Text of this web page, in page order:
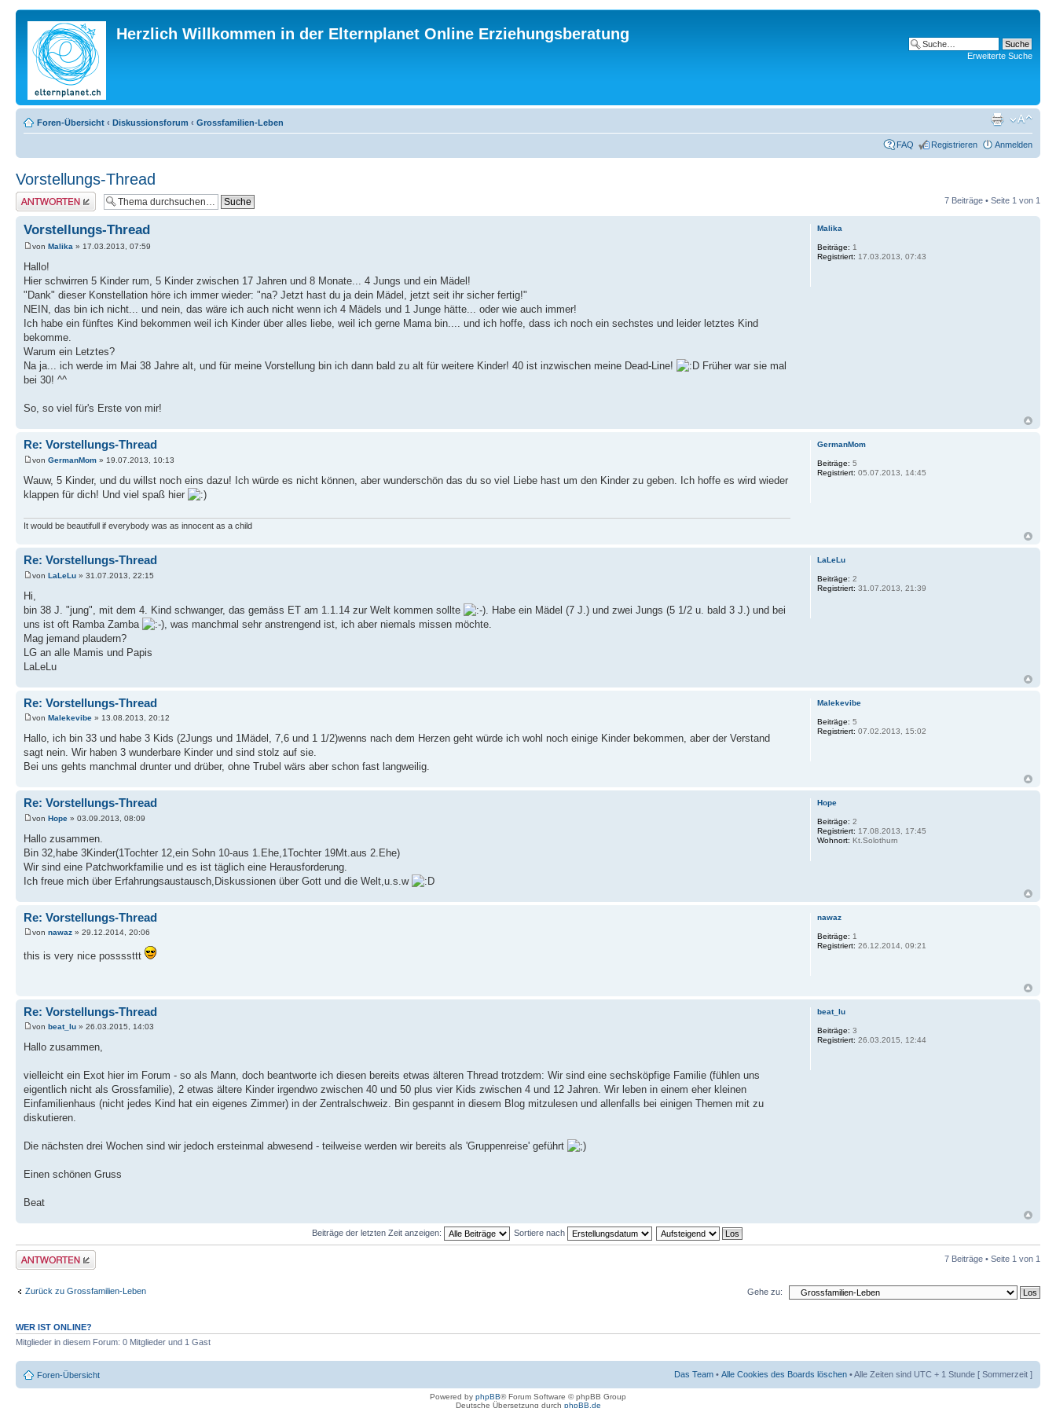
Herzlich Willkommen in der Elternplanet Online Erziehungsberatung
Erweiterte Suche
Foren-Übersicht ‹ Diskussionsforum ‹ Grossfamilien-Leben
FAQ Registrieren Anmelden
Vorstellungs-Thread
Antwort erstellen 7 Beiträge • Seite 1 von 1
Vorstellungs-Thread
von Malika » 17.03.2013, 07:59
Hallo!
Hier schwirren 5 Kinder rum, 5 Kinder zwischen 17 Jahren und 8 Monate... 4 Jungs und ein Mädel!
"Dank" dieser Konstellation höre ich immer wieder: "na? Jetzt hast du ja dein Mädel, jetzt seit ihr sicher fertig!"
NEIN, das bin ich nicht... und nein, das wäre ich auch nicht wenn ich 4 Mädels und 1 Junge hätte... oder wie auch immer!
Ich habe ein fünftes Kind bekommen weil ich Kinder über alles liebe, weil ich gerne Mama bin.... und ich hoffe, dass ich noch ein sechstes und leider letztes Kind
bekomme.
Warum ein Letztes?
Na ja... ich werde im Mai 38 Jahre alt, und für meine Vorstellung bin ich dann bald zu alt für weitere Kinder! 40 ist inzwischen meine Dead-Line!
Früher war sie mal
bei 30! ^^
So, so viel für's Erste von mir!
Malika
Beiträge: 1
Registriert: 17.03.2013, 07:43
Re: Vorstellungs-Thread
von GermanMom » 19.07.2013, 10:13
Wauw, 5 Kinder, und du willst noch eins dazu! Ich würde es nicht können, aber wunderschön das du so viel Liebe hast um den Kinder zu geben. Ich hoffe es wird wieder
klappen für dich! Und viel spaß hier
It would be beautifull if everybody was as innocent as a child
GermanMom
Beiträge: 5
Registriert: 05.07.2013, 14:45
Re: Vorstellungs-Thread
von LaLeLu » 31.07.2013, 22:15
Hi,
bin 38 J. "jung", mit dem 4. Kind schwanger, das gemäss ET am 1.1.14 zur Welt kommen sollte
. Habe ein Mädel (7 J.) und zwei Jungs (5 1/2 u. bald 3 J.) und bei
uns ist oft Ramba Zamba
, was manchmal sehr anstrengend ist, ich aber niemals missen möchte.
Mag jemand plaudern?
LG an alle Mamis und Papis
LaLeLu
LaLeLu
Beiträge: 2
Registriert: 31.07.2013, 21:39
Re: Vorstellungs-Thread
von Malekevibe » 13.08.2013, 20:12
Hallo, ich bin 33 und habe 3 Kids (2Jungs und 1Mädel, 7,6 und 1 1/2)wenns nach dem Herzen geht würde ich wohl noch einige Kinder bekommen, aber der Verstand
sagt nein. Wir haben 3 wunderbare Kinder und sind stolz auf sie.
Bei uns gehts manchmal drunter und drüber, ohne Trubel wärs aber schon fast langweilig.
Malekevibe
Beiträge: 5
Registriert: 07.02.2013, 15:02
Re: Vorstellungs-Thread
von Hope » 03.09.2013, 08:09
Hallo zusammen.
Bin 32,habe 3Kinder(1Tochter 12,ein Sohn 10-aus 1.Ehe,1Tochter 19Mt.aus 2.Ehe)
Wir sind eine Patchworkfamilie und es ist täglich eine Herausforderung.
Ich freue mich über Erfahrungsaustausch,Diskussionen über Gott und die Welt,u.s.w
Hope
Beiträge: 2
Registriert: 17.08.2013, 17:45
Wohnort: Kt.Solothurn
Re: Vorstellungs-Thread
von nawaz » 29.12.2014, 20:06
this is very nice possssttt
nawaz
Beiträge: 1
Registriert: 26.12.2014, 09:21
Re: Vorstellungs-Thread
von beat_lu » 26.03.2015, 14:03
Hallo zusammen,
vielleicht ein Exot hier im Forum - so als Mann, doch beantworte ich diesen bereits etwas älteren Thread trotzdem: Wir sind eine sechsköpfige Familie (fühlen uns
eigentlich nicht als Grossfamilie), 2 etwas ältere Kinder irgendwo zwischen 40 und 50 plus vier Kids zwischen 4 und 12 Jahren. Wir leben in einem eher kleinen
Einfamilienhaus (nicht jedes Kind hat ein eigenes Zimmer) in der Zentralschweiz. Bin gespannt in diesem Blog mitzulesen und allenfalls bei einigen Themen mit zu
diskutieren.
Die nächsten drei Wochen sind wir jedoch ersteinmal abwesend - teilweise werden wir bereits als 'Gruppenreise' geführt
Einen schönen Gruss
Beat
beat_lu
Beiträge: 3
Registriert: 26.03.2015, 12:44
Beiträge der letzten Zeit anzeigen: Sortiere nach
Antwort erstellen 7 Beiträge • Seite 1 von 1
Zurück zu Grossfamilien-Leben Gehe zu:
WER IST ONLINE?
Mitglieder in diesem Forum: 0 Mitglieder und 1 Gast
Foren-Übersicht Das Team • Alle Cookies des Boards löschen • Alle Zeiten sind UTC + 1 Stunde [ Sommerzeit ]
Powered by phpBB® Forum Software © phpBB Group
Deutsche Übersetzung durch phpBB.de